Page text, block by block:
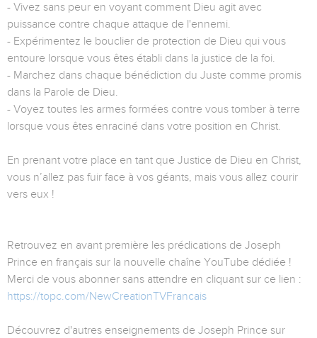
- Vivez sans peur en voyant comment Dieu agit avec
puissance contre chaque attaque de l'ennemi.
- Expérimentez le bouclier de protection de Dieu qui vous
entoure lorsque vous êtes établi dans la justice de la foi.
- Marchez dans chaque bénédiction du Juste comme promis
dans la Parole de Dieu.
- Voyez toutes les armes formées contre vous tomber à terre
lorsque vous êtes enraciné dans votre position en Christ.
En prenant votre place en tant que Justice de Dieu en Christ,
vous n’allez pas fuir face à vos géants, mais vous allez courir
vers eux !
Retrouvez en avant première les prédications de Joseph
Prince en français sur la nouvelle chaîne YouTube dédiée !
Merci de vous abonner sans attendre en cliquant sur ce lien :
https://topc.com/NewCreationTVFrancais
Découvrez d'autres enseignements de Joseph Prince sur